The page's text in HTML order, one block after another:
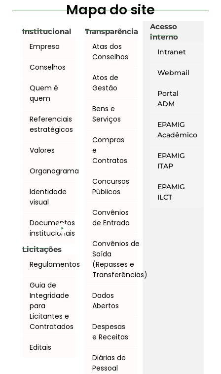
Mapa do site
Institucional
Empresa
Conselhos
Quem é
quem
Referenciais
estratégicos
Valores
Organograma
Identidade
visual
Documentos
institucionais
Licitações
Regulamentos
Guia de
Integridade
para
Licitantes e
Contratados
Editais
Transparência
Atas dos
Conselhos
Atos de
Gestão
Bens e
Serviços
Compras
e
Contratos
Concursos
Públicos
Convênios
de Entrada
Convênios de
Saída
(Repasses e
Transferências)
Dados
Abertos
Despesas
e Receitas
Diárias de
Pessoal
Acesso
interno
Intranet
Webmail
Portal
ADM
EPAMIG
Acadêmico
EPAMIG
ITAP
EPAMIG
ILCT